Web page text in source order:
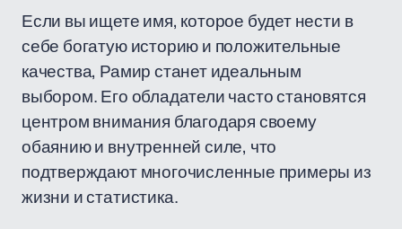
Если вы ищете имя, которое будет нести в
себе богатую историю и положительные
качества, Рамир станет идеальным
выбором. Его обладатели часто становятся
центром внимания благодаря своему
обаянию и внутренней силе, что
подтверждают многочисленные примеры из
жизни и статистика.